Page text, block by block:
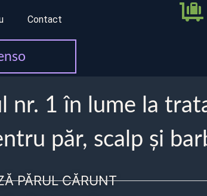
Contact
nr. 1 în lume la
păr, scalp și
PĂRUL CĂRUNT